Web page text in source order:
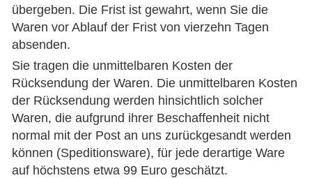
übergeben. Die Frist ist gewahrt, wenn Sie die
Waren vor Ablauf der Frist von vierzehn Tagen
absenden.
Sie tragen die unmittelbaren Kosten der
Rücksendung der Waren. Die unmittelbaren Kosten
der Rücksendung werden hinsichtlich solcher
Waren, die aufgrund ihrer Beschaffenheit nicht
normal mit der Post an uns zurückgesandt werden
können (Speditionsware), für jede derartige Ware
auf höchstens etwa 99 Euro geschätzt.